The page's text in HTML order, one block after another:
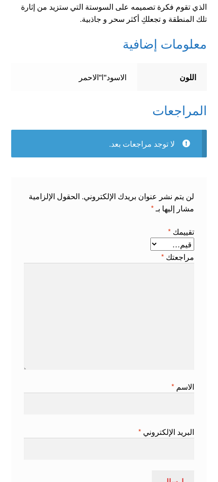
الذي تقوم فكرة تصميمه على السوستة التي ستزيد من إثارة
تلك المنطقة و تجعلكِ أكثر سحر و جاذبية.
معلومات إضافية
اللون الاسود''l''الاحمر
المراجعات
لا توجد مراجعات بعد.
لن يتم نشر عنوان بريدك الإلكتروني. الحقول الإلزامية
مشار إليها بـ*
تقييمك *
مراجعتك *
الاسم *
البريد الإلكتروني *